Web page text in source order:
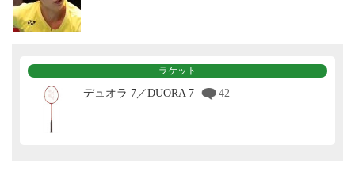
ラケット
デュオラ 7／DUORA 7 42